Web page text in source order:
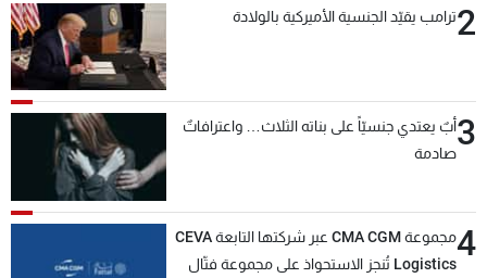
2ترامب يقيّد الجنسية الأميركية بالولادة
3أبٌ يعتدي جنسيّاً على بناته الثلاث… واعترافاتٌ
صادمة
4
مجموعة CMA CGM عبر شركتها التابعة CEVA
Logistics تُنجز الاستحواذ على مجموعة فتّال